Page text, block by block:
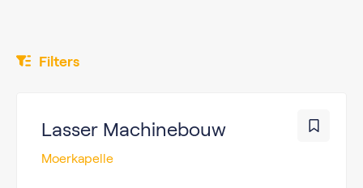
Filters
Lasser Machinebouw
Moerkapelle